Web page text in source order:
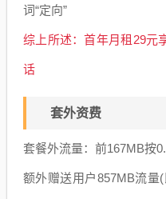
词“定向”
综上所述：首年月租29元
话
套外资费
套餐外流量：前167MB按
额外赠送用户857MB流量